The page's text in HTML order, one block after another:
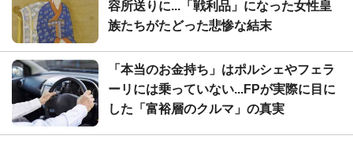
容所送りに...「戦利品」になった女性皇
族たちがたどった悲惨な結末
「本当のお金持ち」はポルシェやフェラ
ーリには乗っていない...FPが実際に目に
した「富裕層のクルマ」の真実